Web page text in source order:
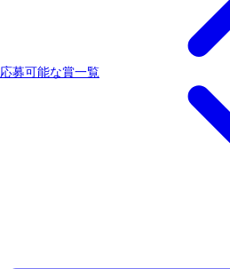
応募可能な賞一覧